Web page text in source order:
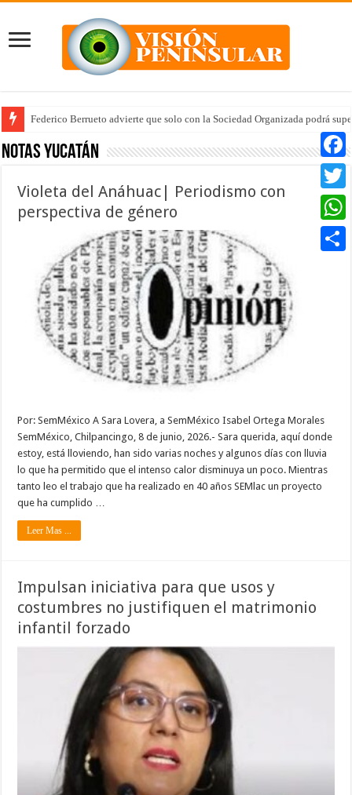
Federico Berrueto advierte que solo con la Sociedad Organizada podrá
Notas Yucatán
Violeta del Anáhuac| Periodismo con
perspectiva de género
Por: SemMéxico A Sara Lovera, a SemMéxico Isabel Ortega Morales
SemMéxico, Chilpancingo, 8 de junio, 2026.- Sara querida, aquí donde
estoy, está lloviendo, han sido varias noches y algunos días con lluvia
lo que ha permitido que el intenso calor disminuya un poco. Mientras
tanto leo el trabajo que ha realizado en 40 años SEMlac un proyecto
que ha cumplido …
Leer Mas ...
Impulsan iniciativa para que usos y
costumbres no justifiquen el matrimonio
infantil forzado
Twitter